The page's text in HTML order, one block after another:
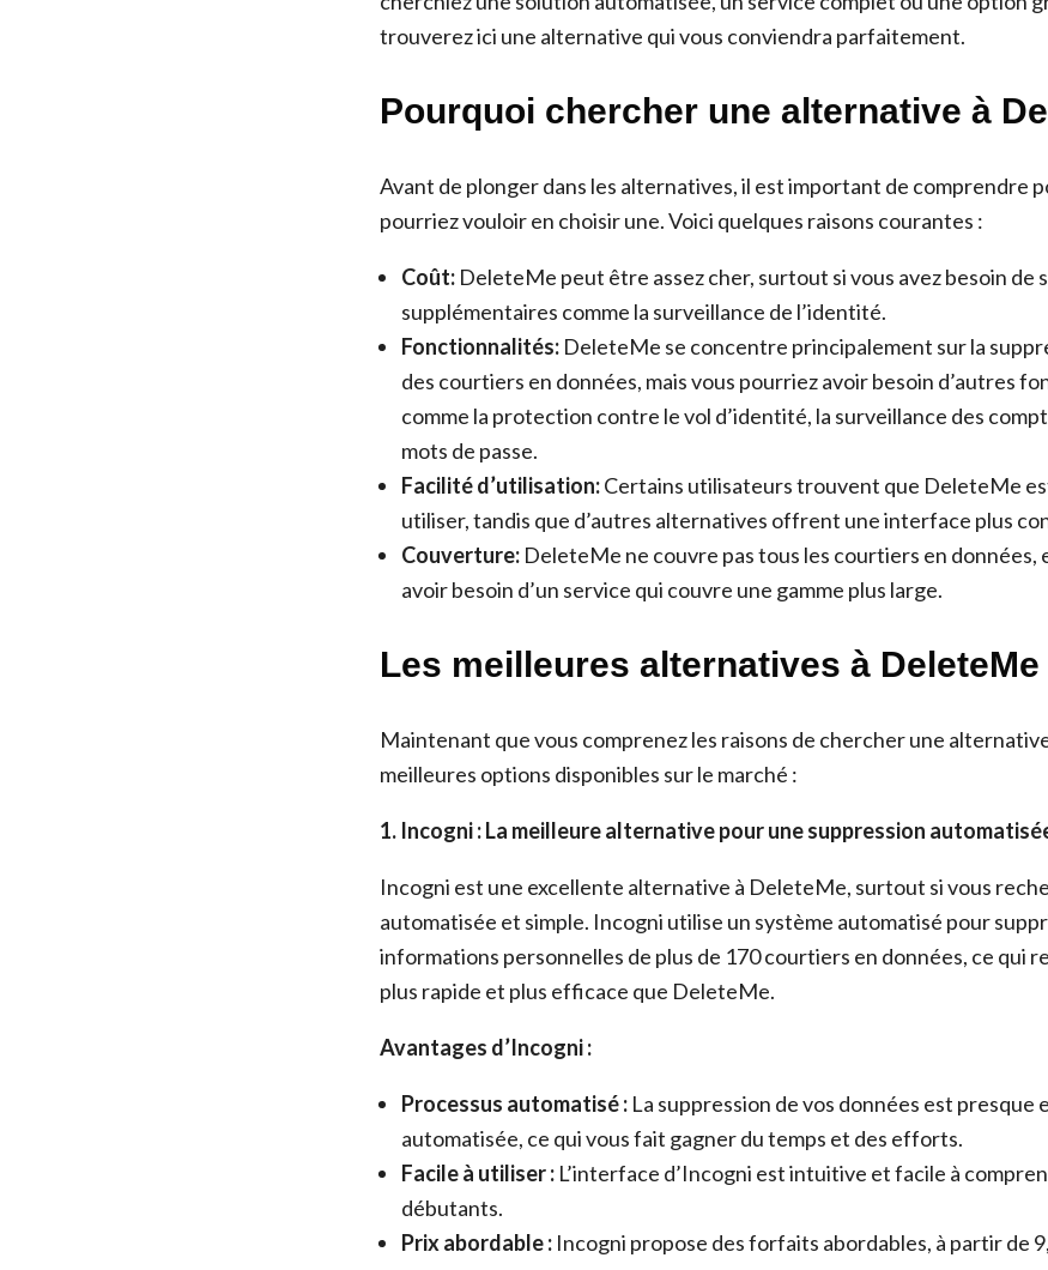
trouverez ici une alternative qui vous conviendra parfaitement.
Pourquoi chercher une alternative à
Avant de plonger dans les alternatives, il est important de comprendre
pourriez vouloir en choisir une. Voici quelques raisons courantes :
Coût: DeleteMe peut être assez cher, surtout si vous avez besoin de
supplémentaires comme la surveillance de l’identité.
Fonctionnalités: DeleteMe se concentre principalement sur la
des courtiers en données, mais vous pourriez avoir besoin d’autres
comme la protection contre le vol d’identité, la surveillance des
mots de passe.
Facilité d’utilisation:Certains utilisateurs trouvent que DeleteMe
utiliser, tandis que d’autres alternatives offrent une interface plus
Couverture: DeleteMe ne couvre pas tous les courtiers en données,
avoir besoin d’un service qui couvre une gamme plus large.
Les meilleures alternatives à DeleteMe
Maintenant que vous comprenez les raisons de chercher une
meilleures options disponibles sur le marché :
1. Incogni : La meilleure alternative pour une suppression
Incogni est une excellente alternative à DeleteMe, surtout si vous
automatisée et simple. Incogni utilise un système automatisé pour
informations personnelles de plus de 170 courtiers en données, ce qui
plus rapide et plus efficace que DeleteMe.
Avantages d’Incogni :
Processus automatisé : La suppression de vos données est presque
automatisée, ce qui vous fait gagner du temps et des efforts.
Facile à utiliser : L’interface d’Incogni est intuitive et facile à
débutants.
Prix abordable : Incogni propose des forfaits abordables, à partir de